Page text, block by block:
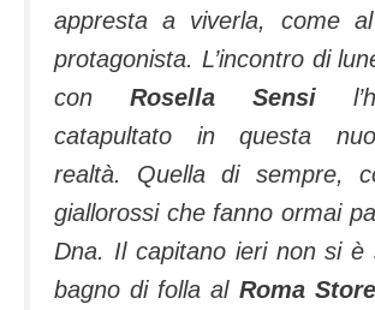
appresta a viverla, come
protagonista. L’incontro di
con Rosella Sensi
catapultato in questa
realtà. Quella di sempre,
giallorossi che fanno ormai
Dna. Il capitano ieri non si è
bagno di folla al Roma